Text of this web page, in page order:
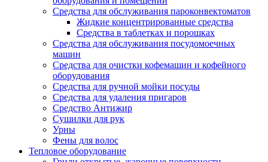
Средства для обслуживания пароконвектоматов
Жидкие концентрированные средства
Средства в таблетках и порошках
Средства для обслуживания посудомоечных
машин
Средства для очистки кофемашин и кофейного
оборудования
Средства для ручной мойки посуды
Средства для удаления пригаров
Средство Антижир
Сушилки для рук
Урны
Фены для волос
Тепловое оборудование